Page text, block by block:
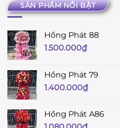
SẢN PHẨM NỔI BẬT
Hồng Phát 88
1.500.000₫
Hồng Phát 79
1.400.000₫
Hồng Phát A86